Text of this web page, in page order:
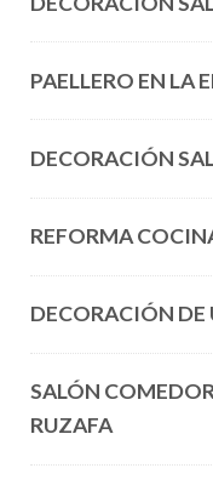
PAELLERO EN LA
DECORACIÓN
REFORMA
DECORACIÓN DE
SALÓN
RUZAFA